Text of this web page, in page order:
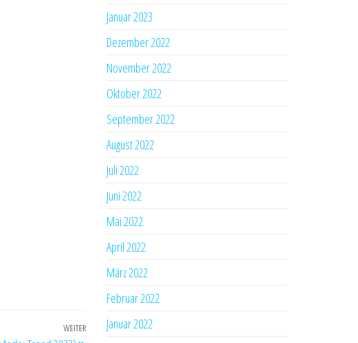
Nächster
WEITER
Januar 2023
Dezember 2022
November 2022
Oktober 2022
September 2022
August 2022
Juli 2022
Juni 2022
Mai 2022
April 2022
März 2022
Februar 2022
Januar 2022